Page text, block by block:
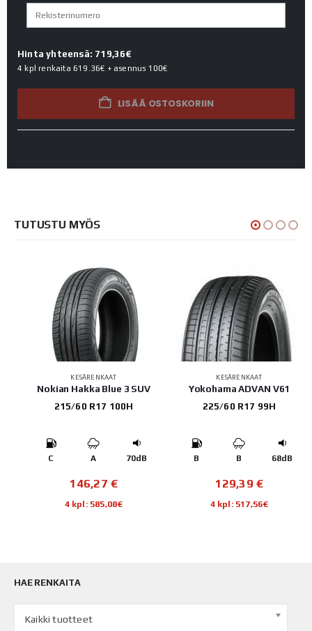
Hinta yhteensä: 719,36€
4 kpl renkaita 619.36€ + asennus 100€
LISÄÄ OSTOSKORIIN
TUTUSTU MYÖS
KESÄRENKAAT
Nokian Hakka Blue 3 SUV
215/60 R17 100H
C A 70dB
146,27€
4 kpl: 585,08€
KESÄRENKAAT
Yokohama ADVAN V61
225/60 R17 99H
B B 68dB
129,39€
4 kpl: 517,56€
HAE RENKAITA
Kaikki tuotteet